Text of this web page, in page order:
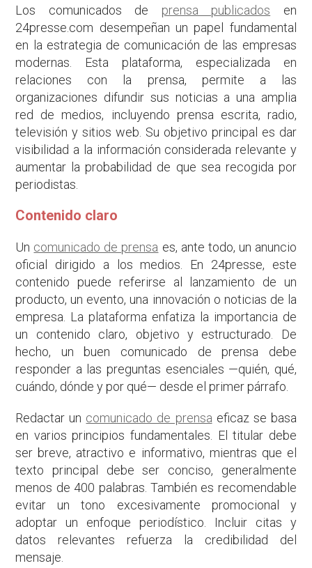
Los comunicados de prensa publicados en
24presse.com desempeñan un papel fundamental
en la estrategia de comunicación de las empresas
modernas. Esta plataforma, especializada en
relaciones con la prensa, permite a las
organizaciones difundir sus noticias a una amplia
red de medios, incluyendo prensa escrita, radio,
televisión y sitios web. Su objetivo principal es dar
visibilidad a la información considerada relevante y
aumentar la probabilidad de que sea recogida por
periodistas.
Contenido claro
Un comunicado de prensa es, ante todo, un anuncio
oficial dirigido a los medios. En 24presse, este
contenido puede referirse al lanzamiento de un
producto, un evento, una innovación o noticias de la
empresa. La plataforma enfatiza la importancia de
un contenido claro, objetivo y estructurado. De
hecho, un buen comunicado de prensa debe
responder a las preguntas esenciales —quién, qué,
cuándo, dónde y por qué— desde el primer párrafo.
Redactar un comunicado de prensa eficaz se basa
en varios principios fundamentales. El titular debe
ser breve, atractivo e informativo, mientras que el
texto principal debe ser conciso, generalmente
menos de 400 palabras. También es recomendable
evitar un tono excesivamente promocional y
adoptar un enfoque periodístico. Incluir citas y
datos relevantes refuerza la credibilidad del
mensaje.